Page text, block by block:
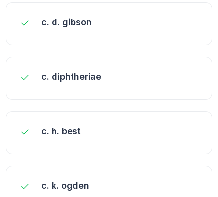
c. d. gibson
c. diphtheriae
c. h. best
c. k. ogden